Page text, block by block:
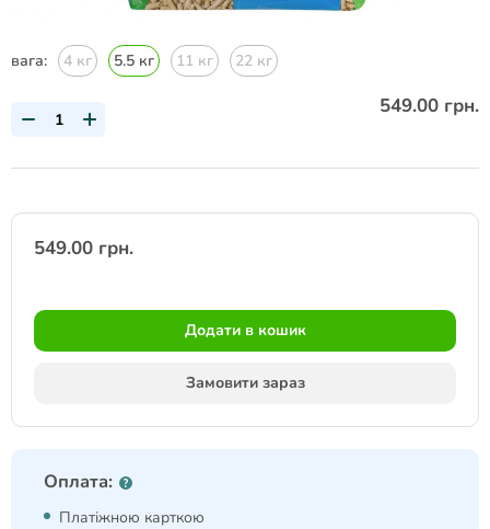
вага: 4 кг 5.5 кг 11 кг 22 кг
549.00 грн.
549.00 грн.
Додати в кошик
Замовити зараз
Оплата:
Платіжною карткою